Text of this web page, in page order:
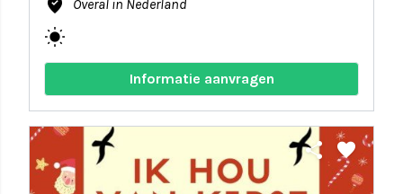
Overal in Nederland
wb_sunny
Informatie aanvragen
share favorite